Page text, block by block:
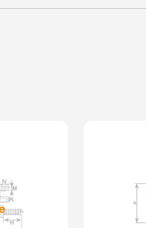
IKA
CARGO
CARGO
KAMOKA